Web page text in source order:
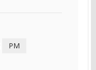
PM